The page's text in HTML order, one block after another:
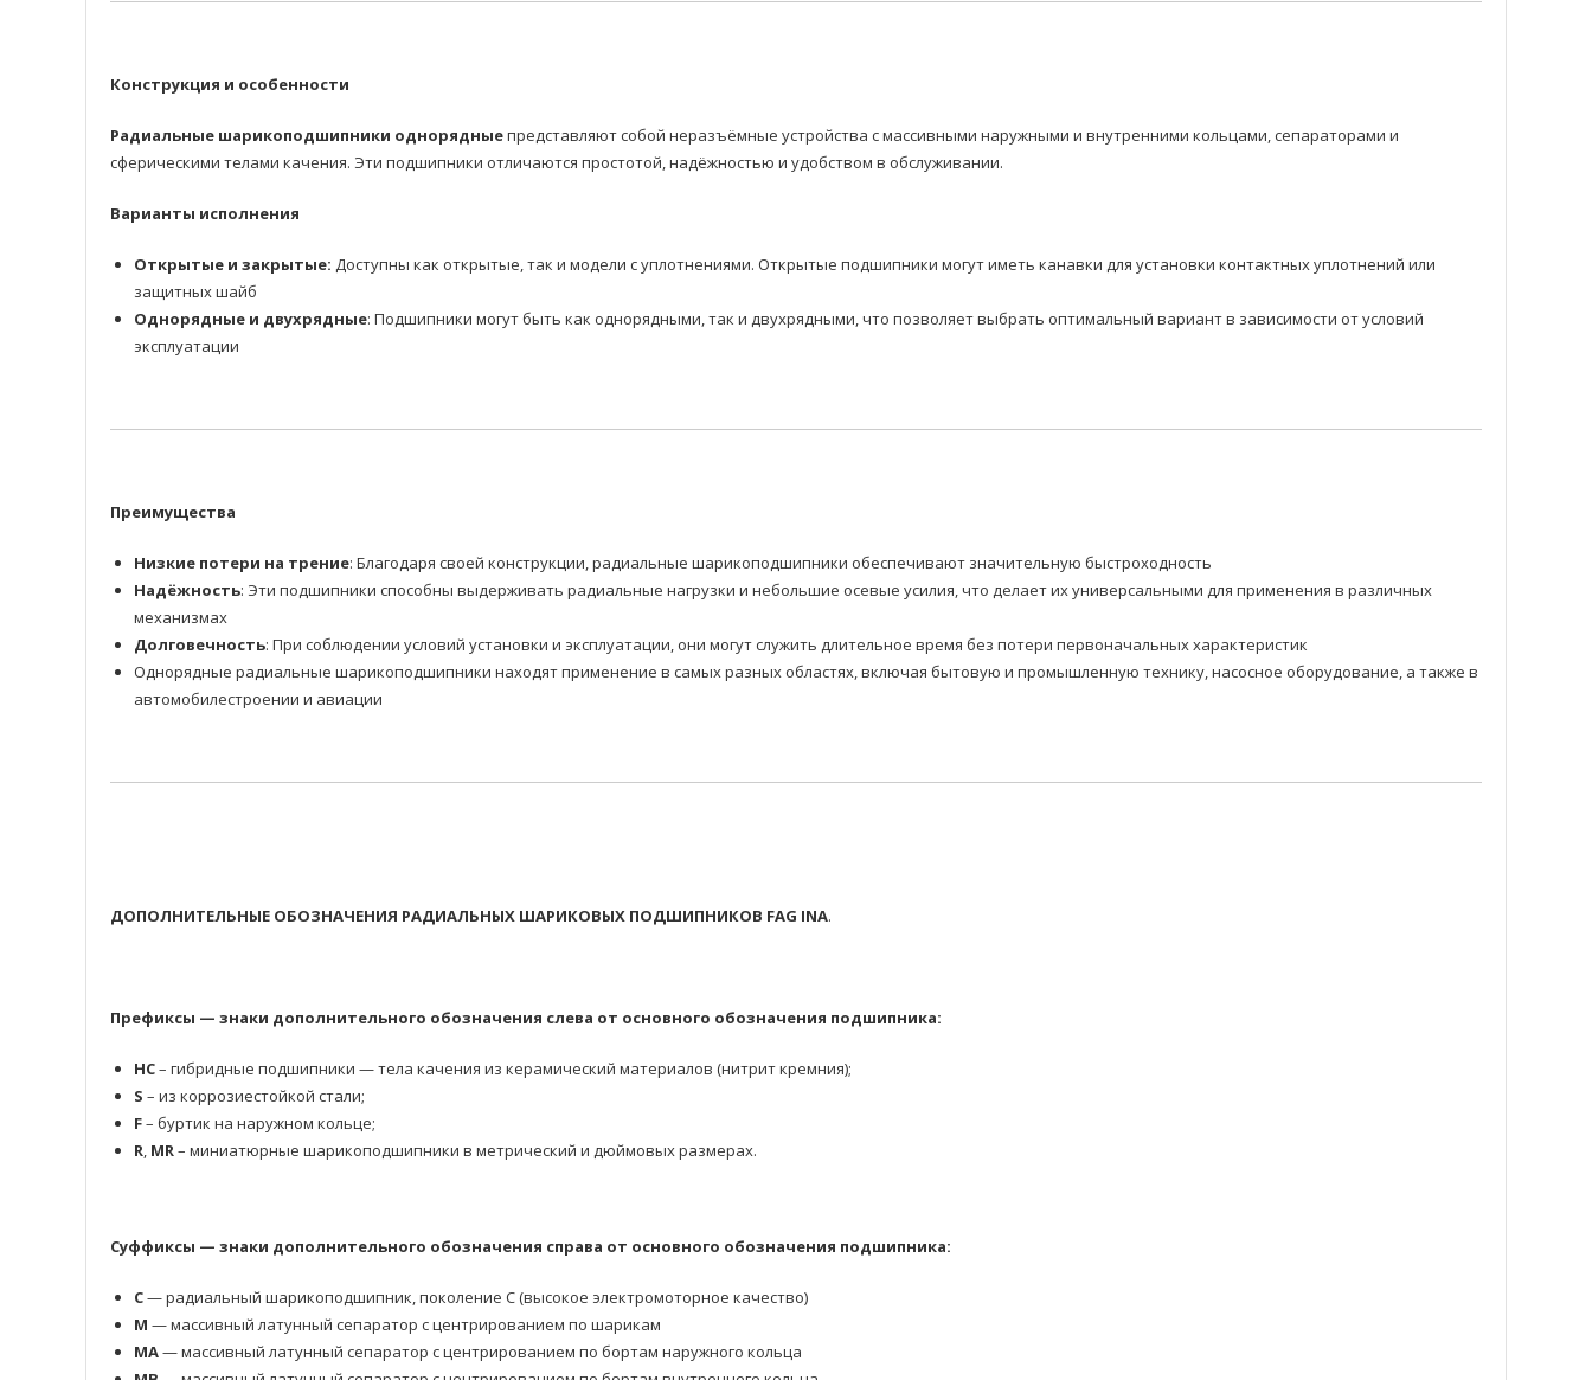
Конструкция и особенности
Радиальные шарикоподшипники однорядныепредставляют собой неразъёмные устройства с массивными наружными и внутренними кольцами, сепараторами и
сферическими телами качения. Эти подшипники отличаются простотой, надёжностью и удобством в обслуживании.
Варианты исполнения
Открытые и закрытые: Доступны как открытые, так и модели с уплотнениями. Открытые подшипники могут иметь канавки для установки контактных уплотнений или
защитных шайб
Однорядные и двухрядные: Подшипники могут быть как однорядными, так и двухрядными, что позволяет выбрать оптимальный вариант в зависимости от условий
эксплуатации
Преимущества
Низкие потери на трение: Благодаря своей конструкции, радиальные шарикоподшипники обеспечивают значительную быстроходность
Надёжность: Эти подшипники способны выдерживать радиальные нагрузки и небольшие осевые усилия, что делает их универсальными для применения в различных
механизмах
Долговечность: При соблюдении условий установки и эксплуатации, они могут служить длительное время без потери первоначальных характеристик
Однорядные радиальные шарикоподшипники находят применение в самых разных областях, включая бытовую и промышленную технику, насосное оборудование, а также в
автомобилестроении и авиации
ДОПОЛНИТЕЛЬНЫЕ ОБОЗНАЧЕНИЯ РАДИАЛЬНЫХ ШАРИКОВЫХ ПОДШИПНИКОВ FAG INA.
Префиксы — знаки дополнительного обозначения слева от основного обозначения подшипника:
HC– гибридные подшипники — тела качения из керамический материалов (нитрит кремния);
S – из коррозиестойкой стали;
F– буртик на наружном кольце;
R, MR– миниатюрные шарикоподшипники в метрический и дюймовых размерах.
Суффиксы — знаки дополнительного обозначения справа от основного обозначения подшипника:
C— радиальный шарикоподшипник, поколение C (высокое электромоторное качество)
M — массивный латунный сепаратор с центрированием по шарикам
MA— массивный латунный сепаратор с центрированием по бортам наружного кольца